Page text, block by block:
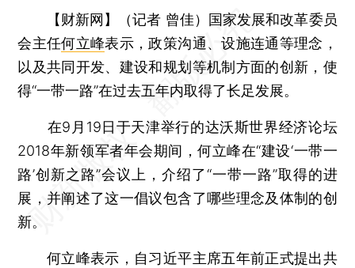
【财新网】（记者 曾佳）
国家发展和改革委员
会主任何立峰表示，政策沟通、设施连通等理念，
以及共同开发、建设和规划等机制方面的创新，使
得“一带一路”在过去五年内取得了长足发展。
在9月19日于天津举行的达沃斯世界经济论坛
2018年新领军者年会期间，何立峰在“建设‘一带一
路’创新之路”会议上，介绍了“一带一路”取得的进
展，并阐述了这一倡议包含了哪些理念及体制的创
新。
何立峰表示，自习近平主席五年前正式提出共